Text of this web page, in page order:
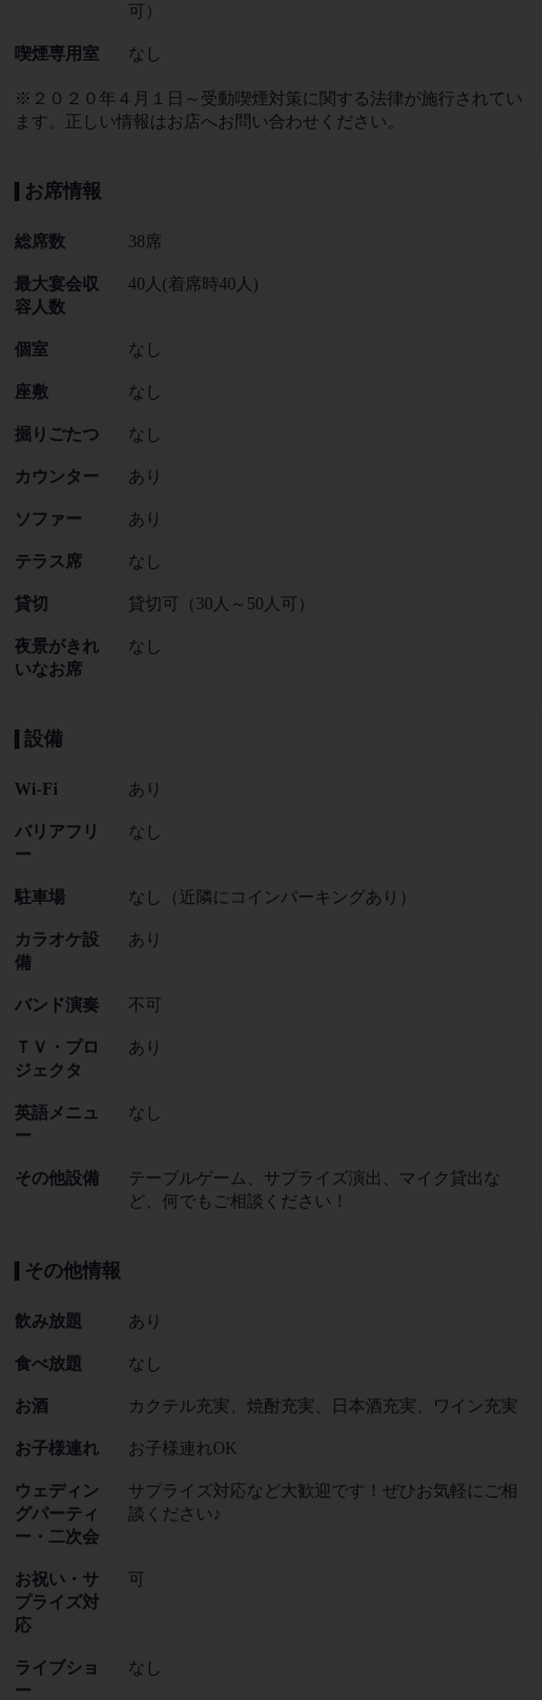
可）
喫煙専用室 なし
※２０２０年４月１日～受動喫煙対策に関する法律が施行されてい
ます。正しい情報はお店へお問い合わせください。
お席情報
総席数 38席
最大宴会収
容人数
40人(着席時40人)
個室 なし
座敷 なし
掘りごたつ なし
カウンター あり
ソファー あり
テラス席 なし
貸切 貸切可（30人～50人可）
夜景がきれ
いなお席
なし
設備
Wi-Fi あり
バリアフリ
ー
なし
駐車場 なし（近隣にコインパーキングあり）
カラオケ設
備
あり
バンド演奏 不可
ＴＶ・プロ
ジェクタ
あり
英語メニュ
ー
なし
その他設備
テーブルゲーム、サプライズ演出、マイク貸出な
ど、何でもご相談ください！
その他情報
飲み放題 あり
食べ放題 なし
お酒 カクテル充実、焼酎充実、日本酒充実、ワイン充実
お子様連れ お子様連れOK
ウェディン
グパーティ
ー・二次会
サプライズ対応など大歓迎です！ぜひお気軽にご相
談ください♪
お祝い・サ
プライズ対
応
可
ライブショ
ー
なし